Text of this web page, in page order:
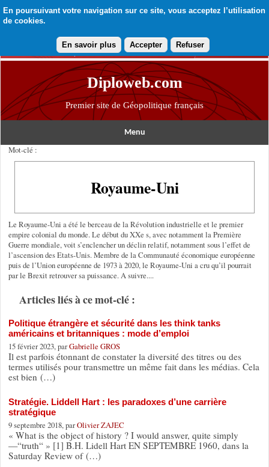
En poursuivant votre navigation sur ce site, vous acceptez l’utilisation
de cookies.
En savoir plus Accepter Refuser
Diploweb.com
Premier site de Géopolitique français
Menu
Mot-clé :
Royaume-Uni
Le Royaume-Uni a été le berceau de la Révolution industrielle et le premier
empire colonial du monde. Le début du XXe s, avec notamment la Première
Guerre mondiale, voit s’enclencher un déclin relatif, notamment sous l’effet de
l’ascension des Etats-Unis. Membre de la Communauté économique européenne
puis de l’Union européenne de 1973 à 2020, le Royaume-Uni a cru qu’il pourrait
par le Brexit retrouver sa puissance. A suivre....
Articles liés à ce mot-clé :
Politique étrangère et sécurité dans les think tanks
américains et britanniques : mode d’emploi
15 février 2023, parGabrielle GROS
Il est parfois étonnant de constater la diversité des titres ou des
termes utilisés pour transmettre un même fait dans les médias. Cela
est bien (…)
Stratégie. Liddell Hart : les paradoxes d’une carrière
stratégique
9 septembre 2018, parOlivier ZAJEC
« What is the object of history ? I would answer, quite simply
—“truth“ » [1] B.H. Lidell Hart EN SEPTEMBRE 1960, dans la
Saturday Review of (…)